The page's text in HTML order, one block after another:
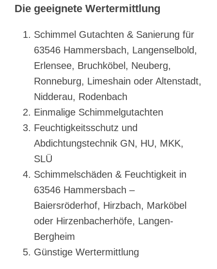
Die geeignete Wertermittlung
Schimmel Gutachten & Sanierung für
63546 Hammersbach, Langenselbold,
Erlensee, Bruchköbel, Neuberg,
Ronneburg, Limeshain oder Altenstadt,
Nidderau, Rodenbach
Einmalige Schimmelgutachten
Feuchtigkeitsschutz und
Abdichtungstechnik GN, HU, MKK,
SLÜ
Schimmelschäden & Feuchtigkeit in
63546 Hammersbach –
Baiersröderhof, Hirzbach, Marköbel
oder Hirzenbacherhöfe, Langen-
Bergheim
Günstige Wertermittlung